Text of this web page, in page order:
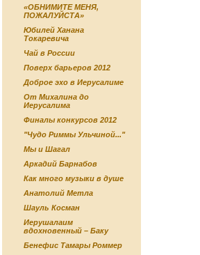
«ОБНИМИТЕ МЕНЯ,
ПОЖАЛУЙСТА»
Юбилей Ханана
Токаревича
Чай в России
Поверх барьеров 2012
Доброе эхо в Иерусалиме
От Михалина до
Иерусалима
Финалы конкурсов 2012
"Чудо Риммы Ульчиной..."
Мы и Шагал
Аркадий Барнабов
Как много музыки в душе
Анатолий Метла
Шауль Косман
Иерушалаим
вдохновенный – Баку
Бенефис Тамары Роммер